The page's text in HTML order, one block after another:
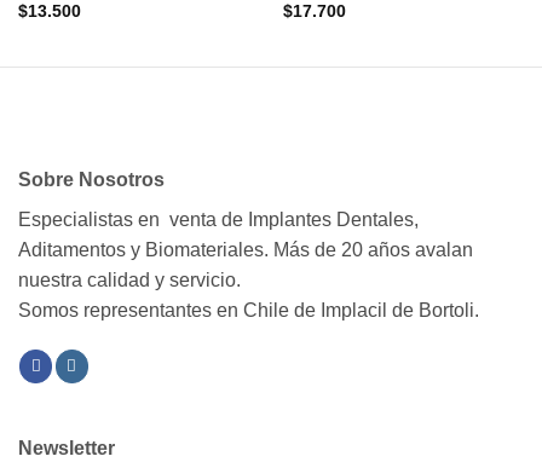
$13.500
$17.700
Sobre Nosotros
Especialistas en venta de Implantes Dentales,
Aditamentos y Biomateriales. Más de 20 años avalan
nuestra calidad y servicio.
Somos representantes en Chile de Implacil de Bortoli.
Newsletter